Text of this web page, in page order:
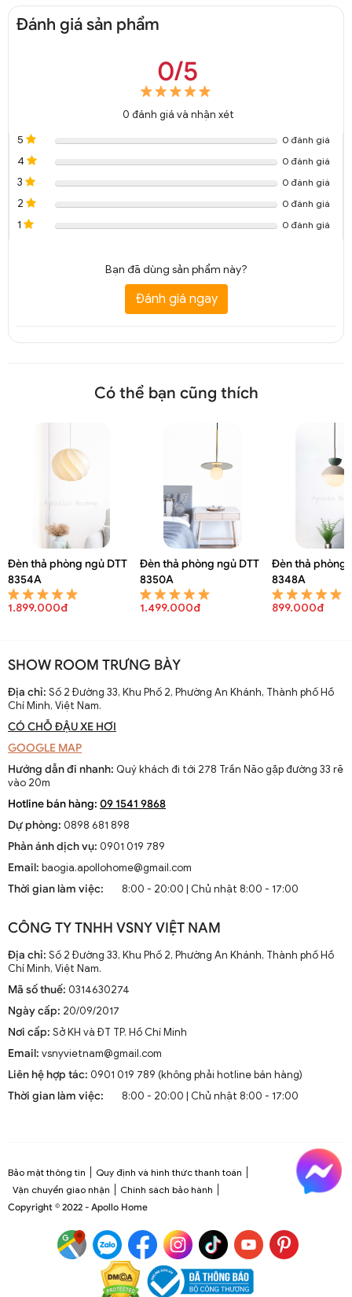
Đánh giá sản phẩm
0/5
0 đánh giá và nhận xét
5
0 đánh giá
4 0 đánh giá
3 0 đánh giá
2 0 đánh giá
1 0 đánh giá
Bạn đã dùng sản phẩm này?
Đánh giá ngay
Có thể bạn cũng thích
Đèn thả phòng ngủ DTT
8354A
1.899.000đ
Đèn thả phòng ngủ DTT
8350A
1.499.000đ
Đèn thả phòng
8348A
899.000đ
SHOW ROOM TRƯNG BÀY
Địa chỉ: Số 2 Đường 33, Khu Phố 2, Phường An Khánh, Thành phố Hồ
Chí Minh, Việt Nam.
CÓ CHỖ ĐẬU XE HƠI
GOOGLE MAP
Hướng dẫn đi nhanh: Quý khách đi tới 278 Trần Não gặp đường 33 rẽ
vào 20m
Hotline bán hàng: 09 1541 9868
Dự phòng: 0898 681 898
Phản ánh dịch vụ: 0901 019 789
Email: baogia.apollohome@gmail.com
Thời gian làm việc:
8:00 - 20:00 | Chủ nhật 8:00 - 17:00
CÔNG TY TNHH VSNY VIỆT NAM
Địa chỉ: Số 2 Đường 33, Khu Phố 2, Phường An Khánh, Thành phố Hồ
Chí Minh, Việt Nam.
Mã số thuế: 0314630274
Ngày cấp: 20/09/2017
Nơi cấp: Sở KH và ĐT TP. Hồ Chí Minh
Email: vsnyvietnam@gmail.com
Liên hệ hợp tác: 0901 019 789 (không phải hotline bán hàng)
Thời gian làm việc:
8:00 - 20:00 | Chủ nhật 8:00 - 17:00
Bảo mật thông tin
Quy định và hình thức thanh toán
Vận chuyển giao nhận
Chính sách bảo hành
Copyright © 2022 - Apollo Home